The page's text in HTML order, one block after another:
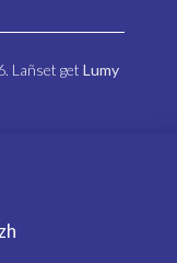
Lañset get Lumy